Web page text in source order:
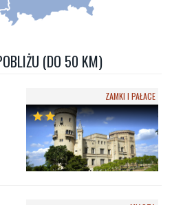
(DO 50 KM)
ZAMKI I PAŁACE
starstar